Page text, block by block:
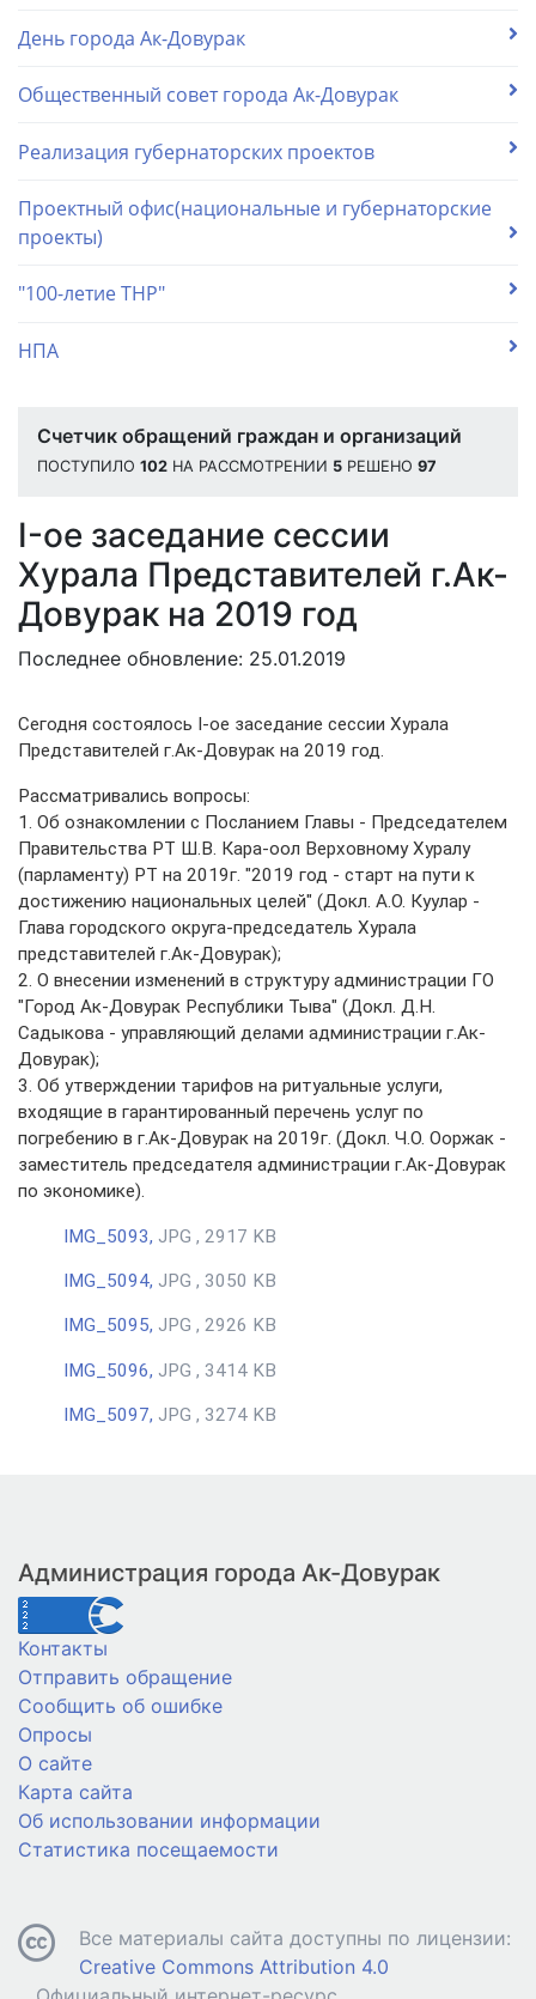
День города Ак-Довурак
Общественный совет города Ак-Довурак
Реализация губернаторских проектов
Проектный офис(национальные и губернаторские
проекты)
"100-летие ТНР"
НПА
Счетчик обращений граждан и организаций
ПОСТУПИЛО 102 НА РАССМОТРЕНИИ 5 РЕШЕНО 97
I-ое заседание сессии
Хурала Представителей г.Ак-
Довурак на 2019 год
Последнее обновление: 25.01.2019
Сегодня состоялось I-ое заседание сессии Хурала
Представителей г.Ак-Довурак на 2019 год.
Рассматривались вопросы:
1. Об ознакомлении с Посланием Главы - Председателем
Правительства РТ Ш.В. Кара-оол Верховному Хуралу
(парламенту) РТ на 2019г. "2019 год - старт на пути к
достижению национальных целей" (Докл. А.О. Куулар -
Глава городского округа-председатель Хурала
представителей г.Ак-Довурак);
2. О внесении изменений в структуру администрации ГО
"Город Ак-Довурак Республики Тыва" (Докл. Д.Н.
Садыкова - управляющий делами администрации г.Ак-
Довурак);
3. Об утверждении тарифов на ритуальные услуги,
входящие в гарантированный перечень услуг по
погребению в г.Ак-Довурак на 2019г. (Докл. Ч.О. Ооржак -
заместитель председателя администрации г.Ак-Довурак
по экономике).
IMG_5093, JPG , 2917 KB
IMG_5094, JPG , 3050 KB
IMG_5095, JPG , 2926 KB
IMG_5096, JPG , 3414 KB
IMG_5097, JPG , 3274 KB
Администрация города Ак-Довурак
Контакты
Отправить обращение
Сообщить об ошибке
Опросы
О сайте
Карта сайта
Об использовании информации
Статистика посещаемости
Все материалы сайта доступны по лицензии:
Creative Commons Attribution 4.0